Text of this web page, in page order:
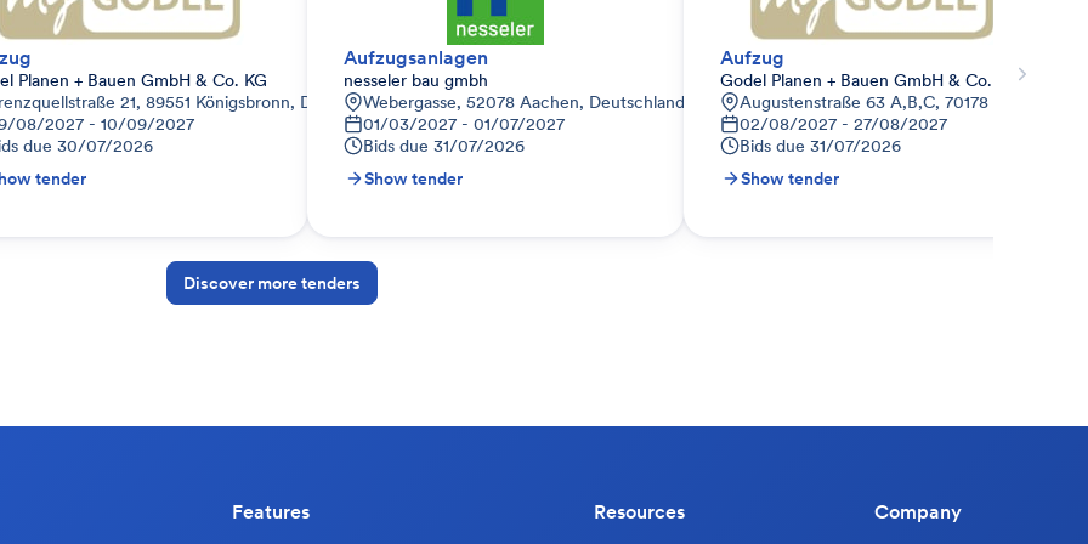
Planen + Bauen GmbH & Co. KG
21, 89551 Königsbronn, Deutschland
08/2027 - 10/09/2027
due 30/07/2026
tender
Aufzugsanlagen
nesseler bau gmbh
Webergasse, 52078 Aachen, Deutschland
01/03/2027 - 01/07/2027
Bids due 31/07/2026
Show tender
Aufzug
Godel Planen + Bauen GmbH & Co. KG
Augustenstraße 63 A,B,C, 70178 Stuttgart
02/08/2027 - 27/08/2027
Bids due 31/07/2026
Show tender
Discover more tenders
Features Resources Company